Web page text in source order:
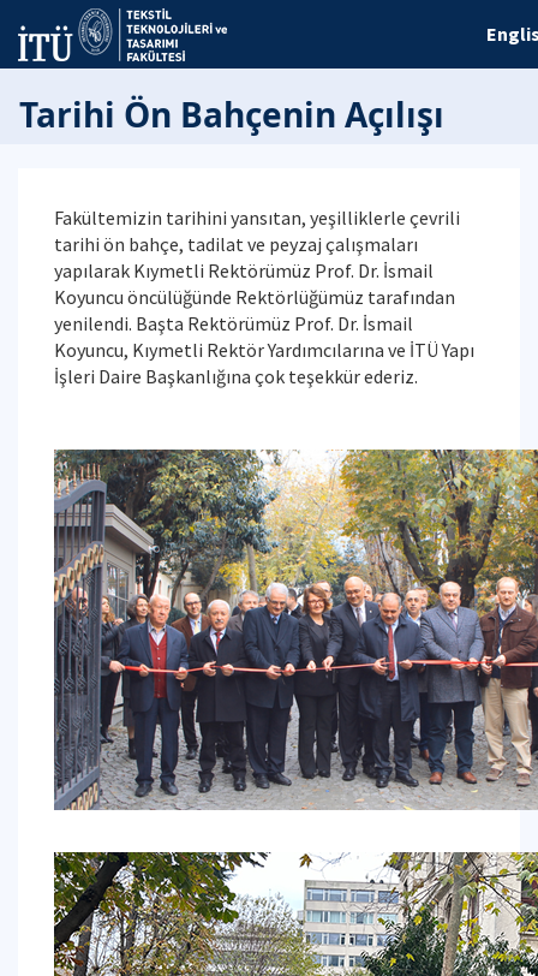
Tarihi Ön Bahçenin Açılışı
Fakültemizin tarihini yansıtan, yeşilliklerle çevrili
tarihi ön bahçe, tadilat ve peyzaj çalışmaları
yapılarak Kıymetli Rektörümüz Prof. Dr. İsmail
Koyuncu öncülüğünde Rektörlüğümüz tarafından
yenilendi. Başta Rektörümüz Prof. Dr. İsmail
Koyuncu, Kıymetli Rektör Yardımcılarına ve İTÜ Yapı
İşleri Daire Başkanlığına çok teşekkür ederiz.